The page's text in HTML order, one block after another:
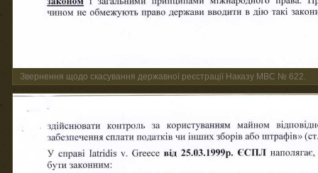
Звернення щодо скасування державної реєстрації Наказу МВС № 622.